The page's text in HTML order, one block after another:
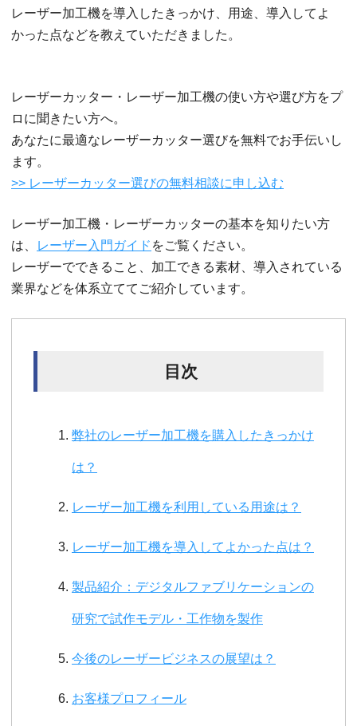
レーザー加工機を導入したきっかけ、用途、導入してよ
かった点などを教えていただきました。
レーザーカッター・レーザー加工機の使い方や選び方をプ
ロに聞きたい方へ。
あなたに最適なレーザーカッター選びを無料でお手伝いし
ます。
>> レーザーカッター選びの無料相談に申し込む
レーザー加工機・レーザーカッターの基本を知りたい方
は、
レーザー入門ガイド をご覧ください。
レーザーでできること、加工できる素材、導入されている
業界などを体系立ててご紹介しています。
目次
弊社のレーザー加工機を購入したきっかけ
は？
レーザー加工機を利用している用途は？
レーザー加工機を導入してよかった点は？
製品紹介：デジタルファブリケーションの
研究で試作モデル・工作物を製作
今後のレーザービジネスの展望は？
お客様プロフィール